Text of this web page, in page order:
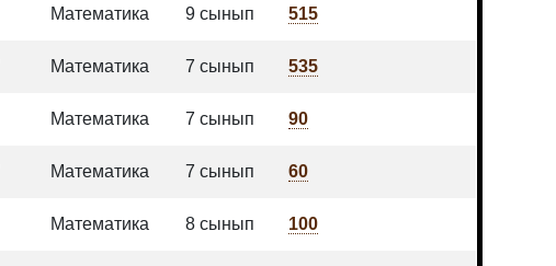
Математика 9 сынып 515
Математика 7 сынып 535
Математика 7 сынып 90
Математика 7 сынып 60
Математика 8 сынып 100